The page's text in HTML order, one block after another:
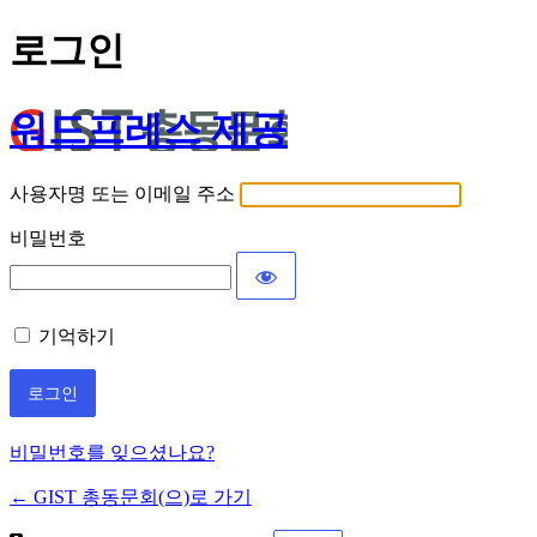
로그인
워드프레스 제공
사용자명 또는 이메일 주소
비밀번호
기억하기
비밀번호를 잊으셨나요?
← GIST 총동문회(으)로 가기